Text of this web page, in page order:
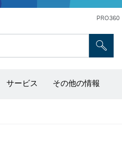
PRO360
サービス その他の情報